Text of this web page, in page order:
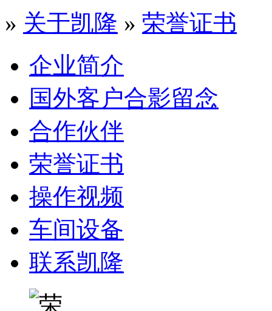
» 关于凯隆 » 荣誉证书
企业简介
国外客户合影留念
合作伙伴
荣誉证书
操作视频
车间设备
联系凯隆